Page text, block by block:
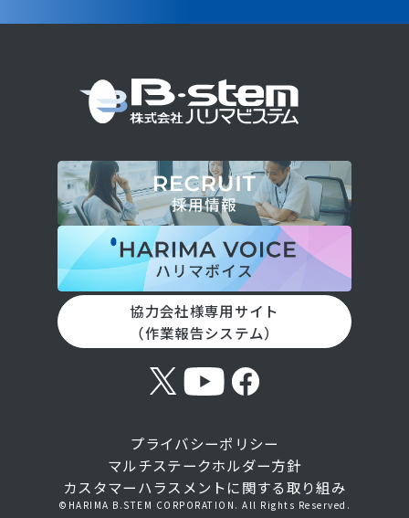
協力会社様専用サイト
（作業報告システム）
©HARIMA B.STEM CORPORATION. All Rights Reserved.
プライバシーポリシー
マルチステークホルダー方針​
カスタマーハラスメントに関する取り組み